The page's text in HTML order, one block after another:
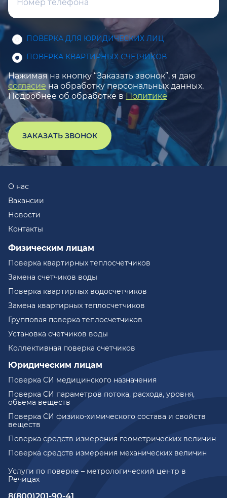
ПОВЕРКА ДЛЯ ЮРИДИЧЕСКИХ ЛИЦ
ПОВЕРКА КВАРТИРНЫХ СЧЕТЧИКОВ
Нажимая на кнопку “Заказать звонок”, я даю
согласие на обработку персональных данных.
Подробнее об обработке в Политике
ЗАКАЗАТЬ ЗВОНОК
Услуги по поверке – метрологический центр в
Речицах
О нас
Вакансии
Новости
Контакты
Физическим лицам
Поверка квартирных теплосчетчиков
Замена счетчиков воды
Поверка квартирных водосчетчиков
Замена квартирных теплосчетчиков
Групповая поверка теплосчетчиков
Установка счетчиков воды
Коллективная поверка счетчиков
Юридическим лицам
Поверка СИ медицинского назначения
Поверка СИ параметров потока, расхода, уровня,
объема веществ
Поверка СИ физико-химического состава и свойств
веществ
Поверка средств измерения геометрических величин
Поверка средств измерения механических величин